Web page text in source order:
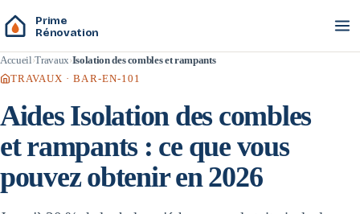
Prime
Rénovation
Accueil Travaux Isolation des combles et rampants
TRAVAUX · BAR-EN-101
AidesIsolation des combles
et rampants: ce que vous
pouvez obtenir en 2026